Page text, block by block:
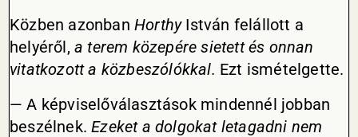
Közben azonban HorthyIstván felállott a
helyéről, a terem közepére sietett és onnan
vitatkozott a közbeszólókkal. Ezt ismételgette.
— A képviselőválasztások mindennél jobban
beszélnek.Ezeket a dolgokat letagadni nem